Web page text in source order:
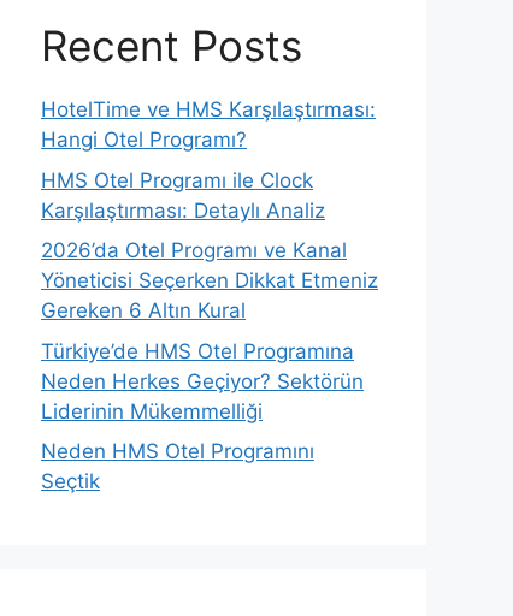
Recent Posts
HotelTime ve HMS Karşılaştırması:
Hangi Otel Programı?
HMS Otel Programı ile Clock
Karşılaştırması: Detaylı Analiz
2026’da Otel Programı ve Kanal
Yöneticisi Seçerken Dikkat Etmeniz
Gereken 6 Altın Kural
Türkiye’de HMS Otel Programına
Neden Herkes Geçiyor? Sektörün
Liderinin Mükemmelliği
Neden HMS Otel Programını
Seçtik